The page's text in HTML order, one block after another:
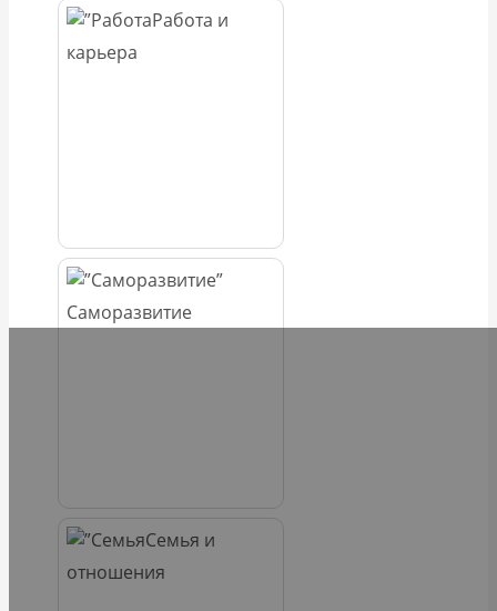
Работа и
карьера
Саморазвитие
Семья и
отношения